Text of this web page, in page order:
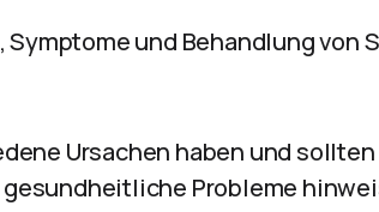
und Behandlung von
Ursachen haben und
Probleme